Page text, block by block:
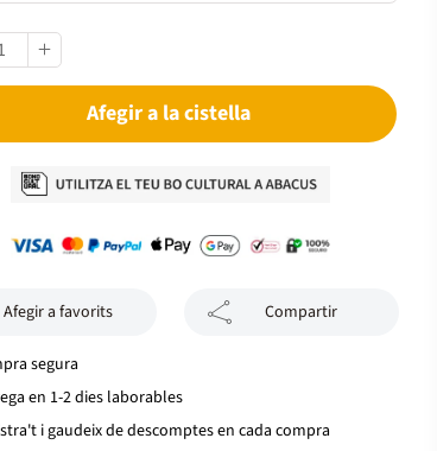
Afegir a la cistella
Afegir a favorits Compartir
segura
en 1-2 dies laborables
i gaudeix de descomptes en cada compra